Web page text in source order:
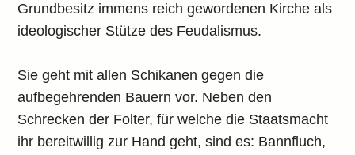
Grundbesitz immens reich gewordenen Kirche als
ideologischer Stütze des Feudalismus.
Sie geht mit allen Schikanen gegen die
aufbegehrenden Bauern vor. Neben den
Schrecken der Folter, für welche die Staatsmacht
ihr bereitwillig zur Hand geht, sind es: Bannfluch,